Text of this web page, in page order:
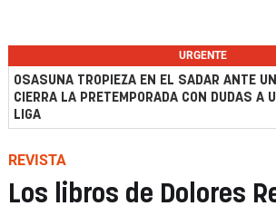
URGENTE
OSASUNA TROPIEZA EN EL SADAR ANTE
CIERRA LA PRETEMPORADA CON DUDAS A
LIGA
REVISTA
Los libros de Dolores